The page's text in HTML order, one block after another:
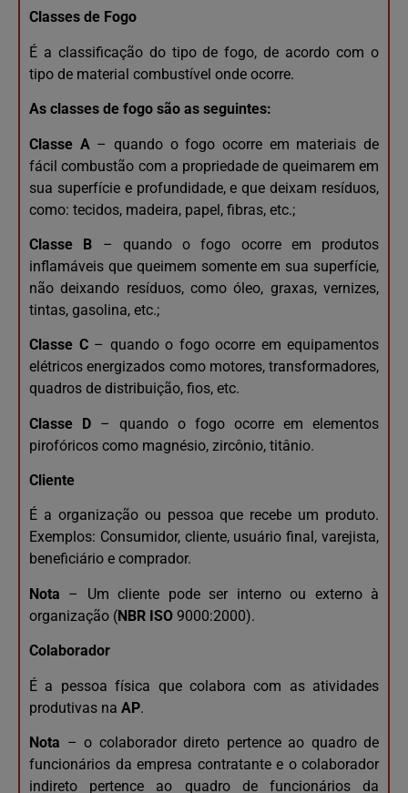
Classes de Fogo
É a classificação do tipo de fogo, de acordo com o
tipo de material combustível onde ocorre.
As classes de fogo são as seguintes:
Classe A – quando o fogo ocorre em materiais de
fácil combustão com a propriedade de queimarem em
sua superfície e profundidade, e que deixam resíduos,
como: tecidos, madeira, papel, fibras, etc.;
Classe B – quando o fogo ocorre em produtos
inflamáveis que queimem somente em sua superfície,
não deixando resíduos, como óleo, graxas, vernizes,
tintas, gasolina, etc.;
Classe C– quando o fogo ocorre em equipamentos
elétricos energizados como motores, transformadores,
quadros de distribuição, fios, etc.
Classe D – quando o fogo ocorre em elementos
pirofóricos como magnésio, zircônio, titânio.
Cliente
É a organização ou pessoa que recebe um produto.
Exemplos: Consumidor, cliente, usuário final, varejista,
beneficiário e comprador.
Nota – Um cliente pode ser interno ou externo à
organização (NBR ISO 9000:2000).
Colaborador
É a pessoa física que colabora com as atividades
produtivas na AP.
Nota – o colaborador direto pertence ao quadro de
funcionários da empresa contratante e o colaborador
indireto pertence ao quadro de funcionários da